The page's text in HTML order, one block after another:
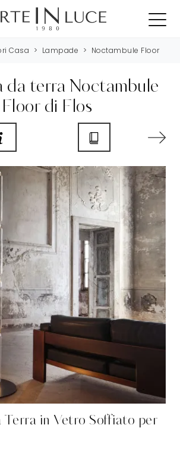
Casa > Lampade > Noctambule Floor
da terra Noctambule
Floor di Flos
Terra in Vetro Soffiato per